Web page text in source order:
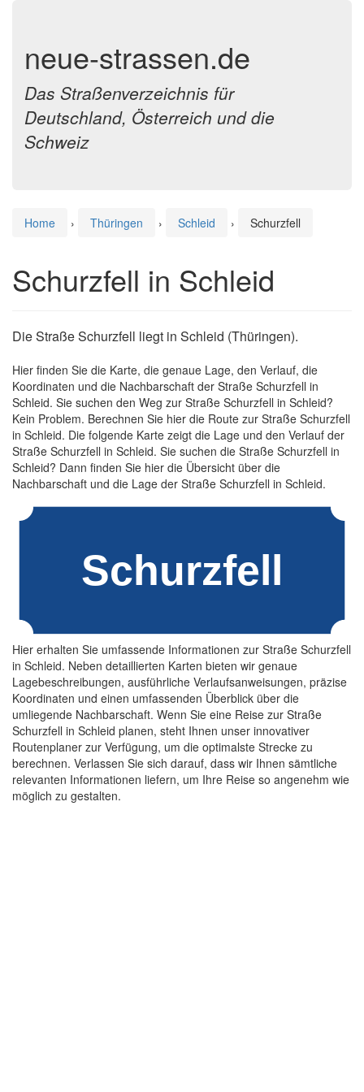
neue-strassen.de
Das Straßenverzeichnis für
Deutschland, Österreich und die
Schweiz
Home › Thüringen › Schleid › Schurzfell
Schurzfell in Schleid
Die Straße Schurzfell liegt in Schleid (Thüringen).
Hier finden Sie die Karte, die genaue Lage, den Verlauf, die
Koordinaten und die Nachbarschaft der Straße Schurzfell in
Schleid. Sie suchen den Weg zur Straße Schurzfell in Schleid?
Kein Problem. Berechnen Sie hier die Route zur Straße Schurzfell
in Schleid. Die folgende Karte zeigt die Lage und den Verlauf der
Straße Schurzfell in Schleid. Sie suchen die Straße Schurzfell in
Schleid? Dann finden Sie hier die Übersicht über die
Nachbarschaft und die Lage der Straße Schurzfell in Schleid.
Hier erhalten Sie umfassende Informationen zur Straße Schurzfell
in Schleid. Neben detaillierten Karten bieten wir genaue
Lagebeschreibungen, ausführliche Verlaufsanweisungen, präzise
Koordinaten und einen umfassenden Überblick über die
umliegende Nachbarschaft. Wenn Sie eine Reise zur Straße
Schurzfell in Schleid planen, steht Ihnen unser innovativer
Routenplaner zur Verfügung, um die optimalste Strecke zu
berechnen. Verlassen Sie sich darauf, dass wir Ihnen sämtliche
relevanten Informationen liefern, um Ihre Reise so angenehm wie
möglich zu gestalten.